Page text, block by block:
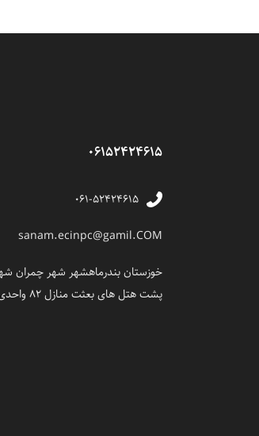
06152424615
۰۶۱-۵۲۴۲۴۶۱۵
sanam.ecinpc@gamil.COM
خوزستان بندرماهشهر شهر چمران
پشت هتل های بعثت منازل 82 واحدی بهار